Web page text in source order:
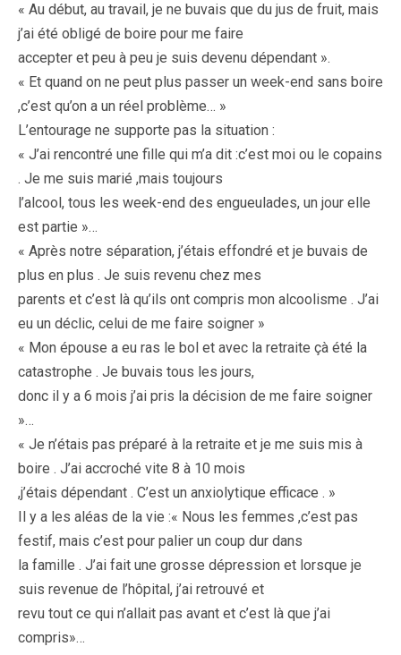
« Au début, au travail, je ne buvais que du jus de fruit, mais
j’ai été obligé de boire pour me faire
accepter et peu à peu je suis devenu dépendant ».
« Et quand on ne peut plus passer un week-end sans boire
,c’est qu’on a un réel problème… »
L’entourage ne supporte pas la situation :
« J’ai rencontré une fille qui m’a dit :c’est moi ou le copains
. Je me suis marié ,mais toujours
l’alcool, tous les week-end des engueulades, un jour elle
est partie »…
« Après notre séparation, j’étais effondré et je buvais de
plus en plus . Je suis revenu chez mes
parents et c’est là qu’ils ont compris mon alcoolisme . J’ai
eu un déclic, celui de me faire soigner »
« Mon épouse a eu ras le bol et avec la retraite çà été la
catastrophe . Je buvais tous les jours,
donc il y a 6 mois j’ai pris la décision de me faire soigner
»…
« Je n’étais pas préparé à la retraite et je me suis mis à
boire . J’ai accroché vite 8 à 10 mois
,j’étais dépendant . C’est un anxiolytique efficace . »
Il y a les aléas de la vie :« Nous les femmes ,c’est pas
festif, mais c’est pour palier un coup dur dans
la famille . J’ai fait une grosse dépression et lorsque je
suis revenue de l’hôpital, j’ai retrouvé et
revu tout ce qui n’allait pas avant et c’est là que j’ai
compris»…